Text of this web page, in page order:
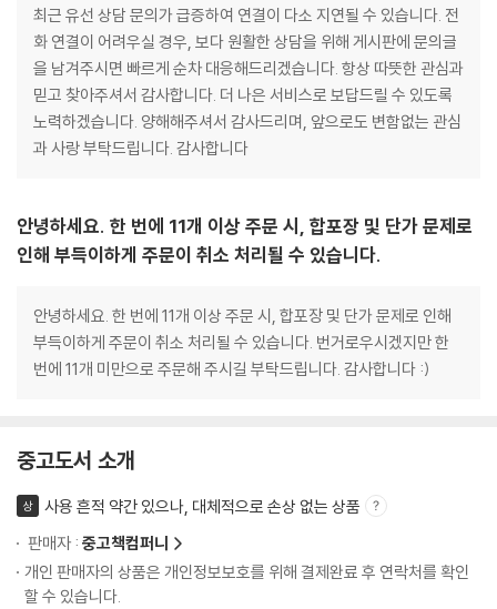
최근 유선 상담 문의가 급증하여 연결이 다소 지연될 수 있습니다. 전
화 연결이 어려우실 경우, 보다 원활한 상담을 위해 게시판에 문의글
을 남겨주시면 빠르게 순차 대응해드리겠습니다. 항상 따뜻한 관심과
믿고 찾아주셔서 감사합니다. 더 나은 서비스로 보답드릴 수 있도록
노력하겠습니다. 양해해주셔서 감사드리며, 앞으로도 변함없는 관심
과 사랑 부탁드립니다. 감사합니다
안녕하세요. 한 번에 11개 이상 주문 시, 합포장 및 단가 문제로
인해 부득이하게 주문이 취소 처리될 수 있습니다.
안녕하세요. 한 번에 11개 이상 주문 시, 합포장 및 단가 문제로 인해
부득이하게 주문이 취소 처리될 수 있습니다. 번거로우시겠지만 한
번에 11개 미만으로 주문해 주시길 부탁드립니다. 감사합니다 :)
중고도서 소개
상
사용 흔적 약간 있으나, 대체적으로 손상 없는 상품
판매자 : 중고책컴퍼니
개인 판매자의 상품은 개인정보보호를 위해 결제완료 후 연락처를 확인
할 수 있습니다.